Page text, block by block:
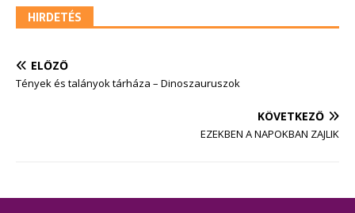
HIRDETÉS
ELŐZŐ
Tények és talányok tárháza – Dinoszauruszok
KÖVETKEZŐ
EZEKBEN A NAPOKBAN ZAJLIK